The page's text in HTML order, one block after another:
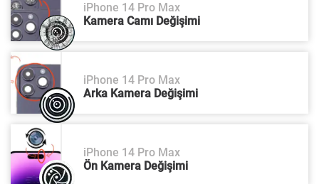
iPhone 14 Pro Max
Kamera Camı Değişimi
iPhone 14 Pro Max
Arka Kamera Değişimi
iPhone 14 Pro Max
Ön Kamera Değişimi